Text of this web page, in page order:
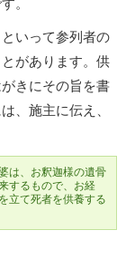
。
いって参列者の
があります。供
きにその旨を書
、施主に伝え、
は、お釈迦様の遺骨
するもので、お経
立て死者を供養する